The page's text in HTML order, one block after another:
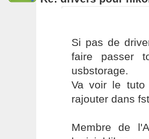
Si pas de
faire passer
usbstorage.
Va voir le
rajouter dans
Membre de